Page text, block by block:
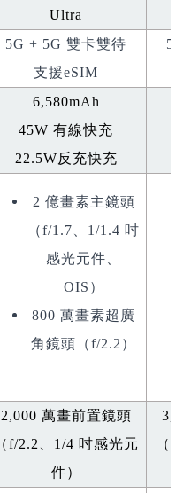
Ultra
5G + 5G 雙卡雙待
支援eSIM
6,580mAh
45W 有線快充
22.5W反充快充
2 億畫素主鏡頭
（f/1.7、1/1.4 吋
感光元件、
OIS）
800 萬畫素超廣
角鏡頭（f/2.2）
2,000 萬畫前置鏡頭
（f/2.2 1/4 吋感光元
件）
（